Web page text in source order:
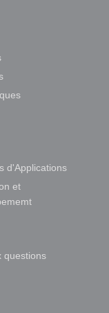
d'Applications
et
questions